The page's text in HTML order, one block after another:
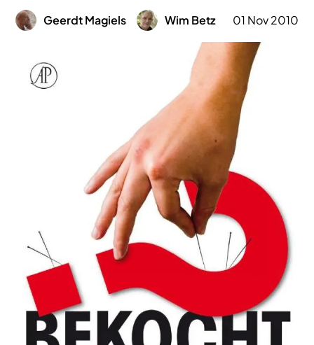
Afbeelding
Geerdt Magiels Afbeelding
Wim Betz 01 Nov 2010